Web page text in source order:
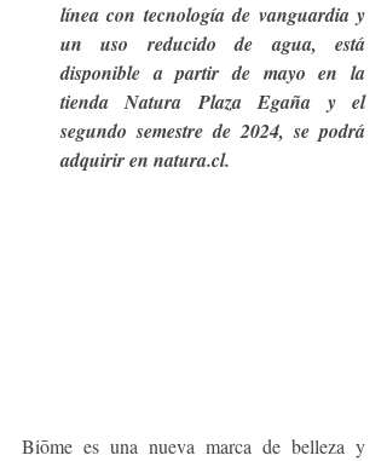
línea con tecnología de vanguardia y
un uso reducido de agua, está
disponible a partir de mayo en la
tienda Natura Plaza Egaña y el
segundo semestre de 2024, se podrá
adquirir en natura.cl.
Biōme es una nueva marca de belleza y